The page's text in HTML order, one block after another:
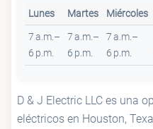
Lunes Martes Miércoles
7 a.m.–
6 p.m.
7 a.m.–
6 p.m.
7 a.m.–
6 p.m.
D & J Electric LLC es una
eléctricos en Houston,